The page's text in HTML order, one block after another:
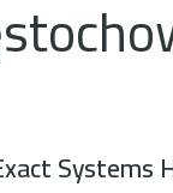
Systems